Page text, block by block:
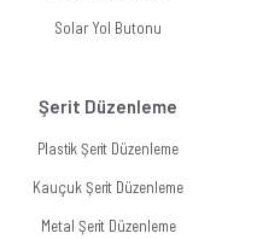
Solar Yol Butonu
Şerit Düzenleme
Plastik Şerit Düzenleme
Kauçuk Şerit Düzenleme
Metal Şerit Düzenleme